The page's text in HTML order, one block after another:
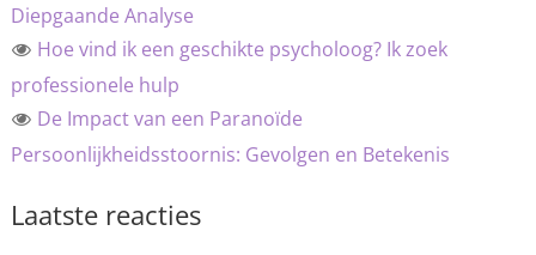
Diepgaande Analyse
Hoe vind ik een geschikte psycholoog? Ik zoek
professionele hulp
De Impact van een Paranoïde
Persoonlijkheidsstoornis: Gevolgen en Betekenis
Laatste reacties